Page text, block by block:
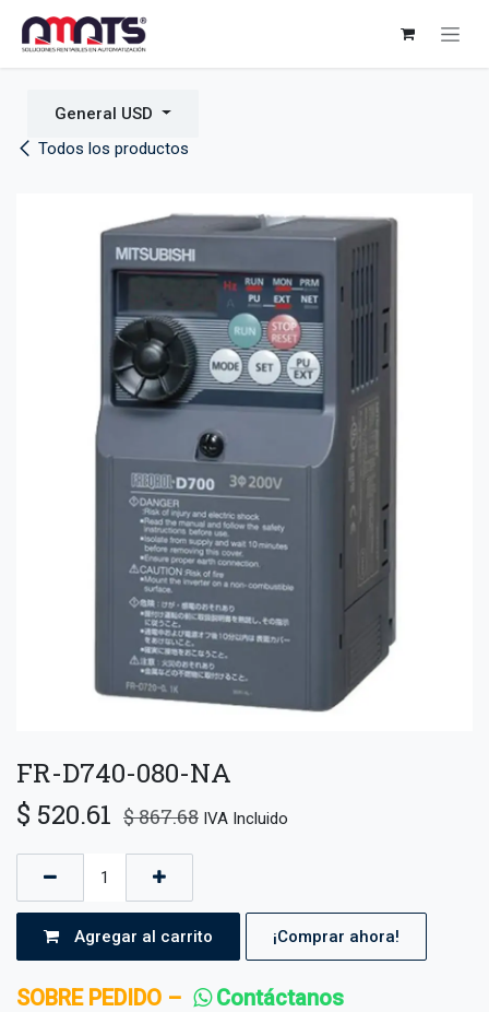
Todos los productos
General USD
FR-D740-080-NA
$ 520.61 $867.68 IVA Incluido
Agregar al carrito ¡Comprar ahora!
SOBRE PEDIDO – Contáctanos